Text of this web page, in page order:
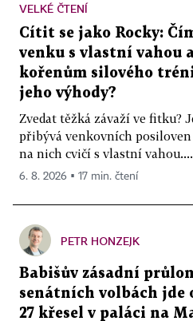
VELKÉ ČTENÍ
Cítit se jako Rocky:
venku s vlastní vahou
kořenům silového
jeho výhody?
Zvedat těžká závaží ve fitku?
přibývá venkovních
na nich cvičí s vlastní vahou....
6. 8. 2026 ▪ 17 min. čtení
PETR HONZEJK
Babišův zásadní
senátních volbách jde
27 křesel v paláci na